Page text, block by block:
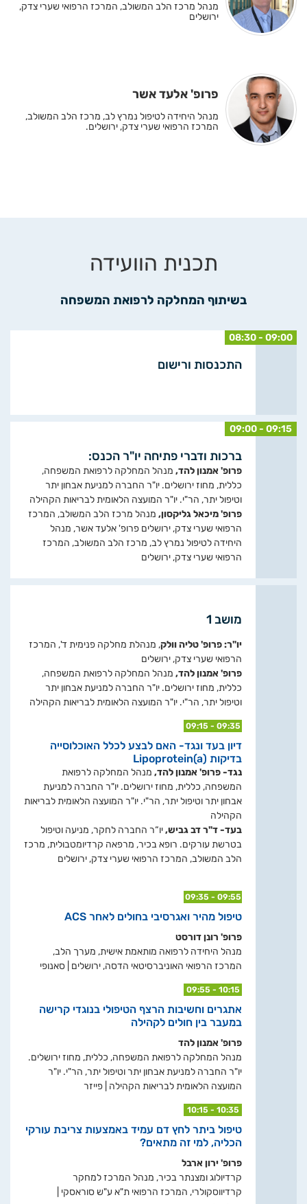
מנהל מרכז הלב המשולב, המרכז הרפואי שערי צדק,
ירושלים
פרופ' אלעד אשר
מנהל היחידה לטיפול נמרץ לב, מרכז הלב המשולב,
המרכז הרפואי שערי צדק, ירושלים.
תכנית הוועידה
בשיתוף המחלקה לרפואת המשפחה
08:30 - 09:00
התכנסות ורישום
09:00 - 09:15
ברכות ודברי פתיחה יו"ר הכנס:
פרופ' אמנון להד, מנהל המחלקה לרפואת המשפחה,
כללית, מחוז ירושלים. יו"ר החברה למניעת אבחון יתר
וטיפול יתר, הר"י. יו"ר המועצה הלאומית לבריאות הקהילה
פרופ' מיכאל גליקסון, מנהל מרכז הלב המשולב, המרכז
הרפואי שערי צדק, ירושלים פרופ' אלעד אשר, מנהל
היחידה לטיפול נמרץ לב, מרכז הלב המשולב, המרכז
הרפואי שערי צדק, ירושלים
מושב 1
יו"ר: פרופ' טליה וולק, מנהלת מחלקה פנימית ד', המרכז
הרפואי שערי צדק, ירושלים
פרופ' אמנון להד, מנהל המחלקה לרפואת המשפחה,
כללית, מחוז ירושלים. יו"ר החברה למניעת אבחון יתר
וטיפול יתר, הר"י. יו"ר המועצה הלאומית לבריאות הקהילה
09:15 - 09:35
דיון בעד ונגד- האם לבצע לכלל האוכלוסייה
בדיקות Lipoprotein(a)
נגד- פרופ' אמנון להד, מנהל המחלקה לרפואת
המשפחה, כללית, מחוז ירושלים. יו"ר החברה למניעת
אבחון יתר וטיפול יתר, הר"י. יו"ר המועצה הלאומית לבריאות
הקהילה
בעד- ד"ר דב גביש,יו“ר החברה לחקר, מניעה וטיפול
בטרשת עורקים. רופא בכיר, מרפאה קרדיומטבולית, מרכז
הלב המשולב, המרכז הרפואי שערי צדק, ירושלים
09:35 - 09:55
טיפול מהיר ואגרסיבי בחולים לאחר ACS
פרופ' רונן דורסט
מנהל היחידה לרפואה מותאמת אישית, מערך הלב,
המרכז הרפואי האוניברסיטאי הדסה, ירושלים | סאנופי
09:55 - 10:15
אתגרים וחשיבות הרצף הטיפולי בנוגדי קרישה
במעבר בין חולים לקהילה
פרופ' אמנון להד
מנהל המחלקה לרפואת המשפחה, כללית, מחוז ירושלים.
יו"ר החברה למניעת אבחון יתר וטיפול יתר, הר"י. יו"ר
המועצה הלאומית לבריאות הקהילה | פייזר
10:15 - 10:35
טיפול ביתר לחץ דם עמיד באמצעות צריבת עורקי
הכליה, למי זה מתאים?
פרופ' ירון ארבל
קרדיולוג ומצנתר בכיר, מנהל המרכז למחקר
קרדיווסקולרי, המרכז הרפואי ת"א ע"ש סוראסקי |